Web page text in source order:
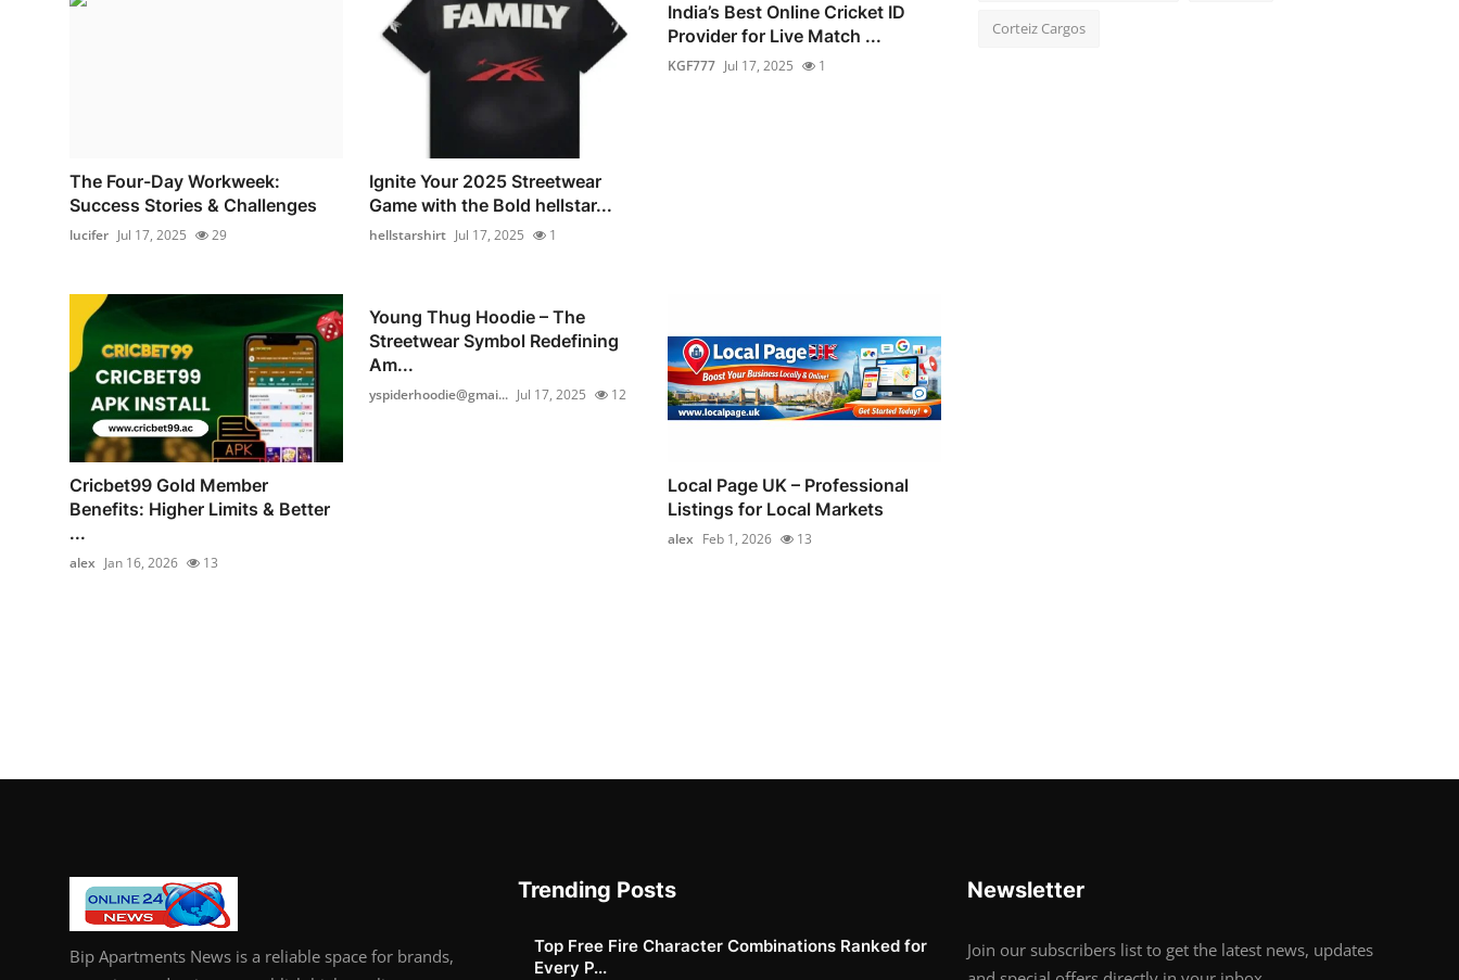
The Four-Day Workweek:
Success Stories & Challenges
lucifer Jul 17, 2025 29
Ignite Your 2025 Streetwear
Game with the Bold hellstar...
hellstarshirt Jul 17, 2025 1
India’s Best Online Cricket ID
Provider for Live Match ...
KGF777 Jul 17, 2025 1
Cricbet99 Gold Member
Benefits: Higher Limits & Better
...
alex Jan 16, 2026 13
Young Thug Hoodie – The
Streetwear Symbol Redefining
Am...
yspiderhoodie@gmai... Jul 17, 2025 12
Local Page UK – Professional
Listings for Local Markets
alex Feb 1, 2026 13
Corteiz Cargos
Bip Apartments News is a reliable space for brands,
Trending Posts
Top Free Fire Character Combinations Ranked for
Every P...
Newsletter
Join our subscribers list to get the latest news, updates